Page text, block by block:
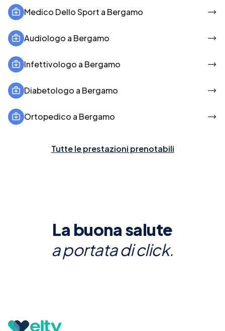
Medico Dello Sport a Bergamo
Audiologo a Bergamo
Infettivologo a Bergamo
Diabetologo a Bergamo
Ortopedico a Bergamo
Tutte le prestazioni prenotabili
La buona salute
a portata di click.